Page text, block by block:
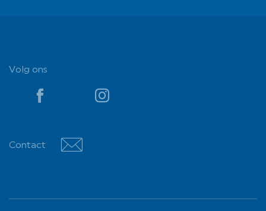
Volg ons
YouTube YouTube
Contact